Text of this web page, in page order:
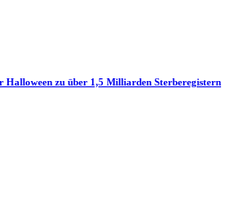
zu über 1,5 Milliarden Sterberegistern